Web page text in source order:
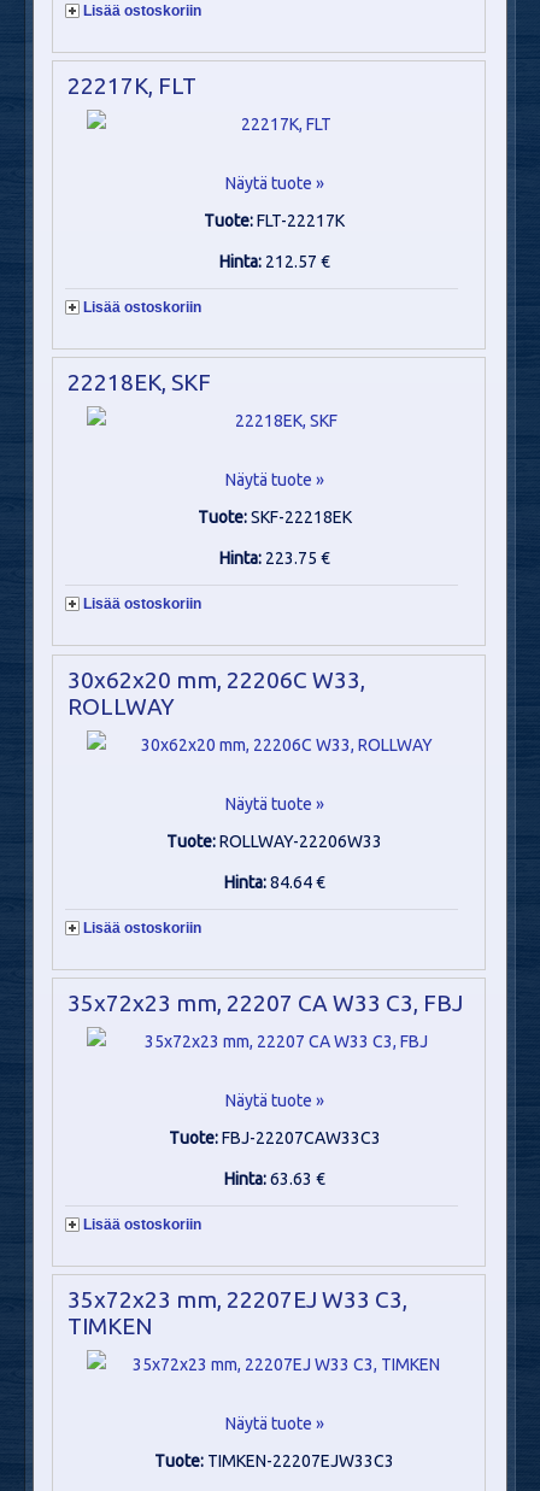
Lisää ostoskoriin
22217K, FLT
Näytä tuote »
Tuote:FLT-22217K
Hinta: 212.57 €
Lisää ostoskoriin
22218EK, SKF
Näytä tuote »
Tuote:SKF-22218EK
Hinta: 223.75 €
Lisää ostoskoriin
30x62x20 mm, 22206C W33,
ROLLWAY
Näytä tuote »
Tuote:ROLLWAY-22206W33
Hinta:84.64 €
Lisää ostoskoriin
35x72x23 mm, 22207 CA W33 C3, FBJ
Näytä tuote »
Tuote:FBJ-22207CAW33C3
Hinta:63.63 €
Lisää ostoskoriin
35x72x23 mm, 22207EJ W33 C3,
TIMKEN
Näytä tuote »
Tuote: TIMKEN-22207EJW33C3